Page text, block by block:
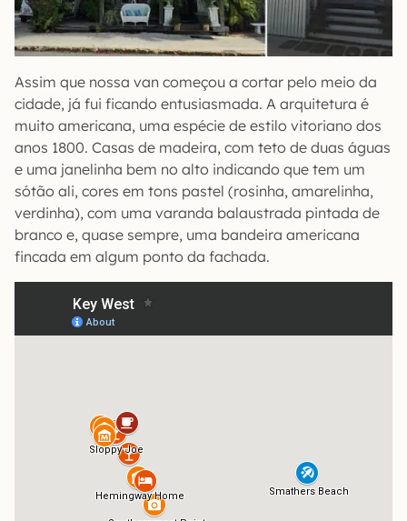
Assim que nossa van começou a cortar pelo meio da
cidade, já fui ficando entusiasmada. A arquitetura é
muito americana, uma espécie de estilo vitoriano dos
anos 1800. Casas de madeira, com teto de duas águas
e uma janelinha bem no alto indicando que tem um
sótão ali, cores em tons pastel (rosinha, amarelinha,
verdinha), com uma varanda balaustrada pintada de
branco e, quase sempre, uma bandeira americana
fincada em algum ponto da fachada.